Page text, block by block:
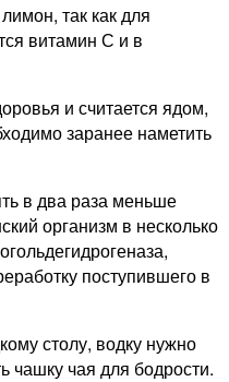
так как для
витамин С и в
и считается ядом,
заранее наметить
в два раза меньше
организм в несколько
поступившего в
столу, водку нужно
чашку чая для бодрости.